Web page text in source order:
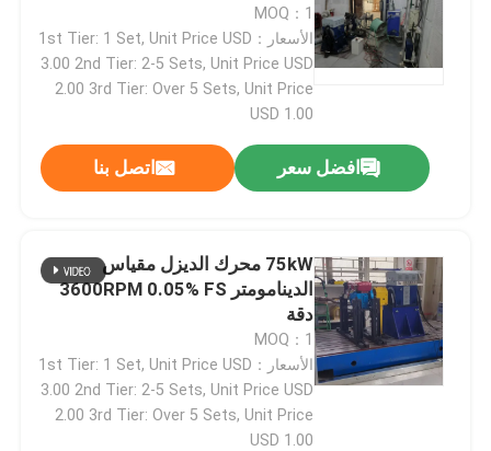
MOQ：1
الأسعار：1st Tier: 1 Set, Unit Price USD
3.00 2nd Tier: 2-5 Sets, Unit Price USD
2.00 3rd Tier: Over 5 Sets, Unit Price
USD 1.00
افضل سعر اتصل بنا
75kW محرك الديزل مقياس
الدينامومتر 3600RPM 0.05% FS
دقة
MOQ：1
الأسعار：1st Tier: 1 Set, Unit Price USD
3.00 2nd Tier: 2-5 Sets, Unit Price USD
2.00 3rd Tier: Over 5 Sets, Unit Price
USD 1.00